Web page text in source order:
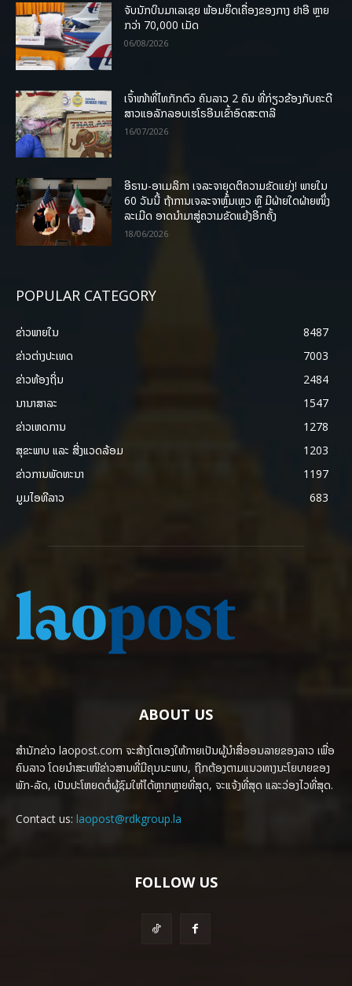
ຈັບນັກບິນມາເລເຊຍ ພ້ອມຍຶດເຄື່ອງຂອງກາງ ຢາອີ ຫຼາຍ
ກວ່າ 70,000 ເມັດ
06/08/2026
ເຈົ້າໜ້າທີ່ໄທກັກຕົວ ຄົນລາວ 2 ຄົນ ທີ່ກ່ຽວຂ້ອງກັບຄະດີ
ສາວແອລັກລອບເຮໂຣອີນເຂົ້າອົດສະຕາລີ
16/07/2026
ອີຣານ-ອາເມລິກາ ເຈລະຈາຍຸດຕິຄວາມຂັດແຍ່ງ! ພາຍໃນ
60 ວັນນີ້ ຖ້າການເຈລະຈາຫຼົ້ມເຫຼວ ຫຼື ມີຝ່າຍໃດຝ່າຍໜຶ່ງ
ລະເມີດ ອາດນໍາມາສູ່ຄວາມຂັດແຍ້ງອີກຄັ້ງ
18/06/2026
POPULAR CATEGORY
ຂ່າວພາຍ​ໃນ
8487
ຂ່າວຕ່າງປະເທດ
7003
ຂ່າວທ້ອງຖິ່ນ
2484
ນານາສາລະ
1547
ຂ່າວເຫດການ
1278
ສຸຂະພາບ ແລະ ສີ່ງແວດລ້ອມ
1203
ຂ່າວການພັດທະນາ
1197
ມູມໄອທີລາວ
683
ABOUT US
ສຳນັກຂ່າວ laopost.com ຈະສ້າງໂຕເອງໃຫ້ກາຍເປັນຜູ້ນຳສື່ອອນລາຍຂອງລາວ ເພື່ອ
ຄົນລາວ ໂດຍນຳສະເໜີຂ່າວສານທີ່ມີຄຸນນະພາບ, ຖືກຕ້ອງຕາມແນວທາງນະໂຍບາຍຂອງ
ພັກ-ລັດ, ເປັນປະໂຫຍດຕໍ່ຜູ້ຊົມໃຫ້ໄດ້ຫຼາກຫຼາຍທີ່ສຸດ, ຈະແຈ້ງທີ່ສຸດ ແລະວ່ອງໄວທີ່ສຸດ.
Contact us: laopost@rdkgroup.la
FOLLOW US